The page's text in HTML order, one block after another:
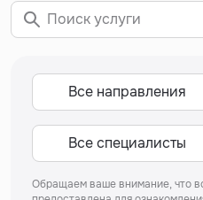
Обращаем ваше внимание, что